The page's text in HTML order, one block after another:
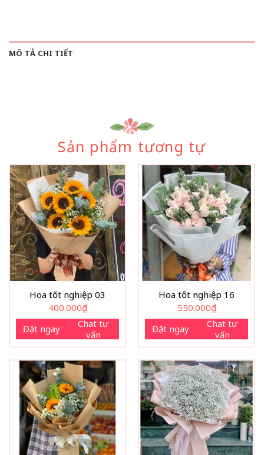
MÔ TẢ CHI TIẾT
Sản phẩm tương tự
Hoa tốt nghiệp 03
400.000₫
Đặt ngay
Chat tư
vấn
Hoa tốt nghiệp 16
550.000₫
Đặt ngay
Chat tư
vấn